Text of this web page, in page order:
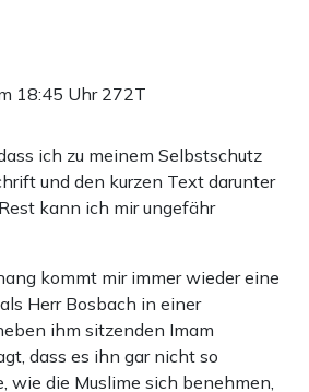
18:45 Uhr 272T
ich zu meinem Selbstschutz
und den kurzen Text darunter
kann ich mir ungefähr
kommt mir immer wieder eine
Herr Bosbach in einer
ihm sitzenden Imam
dass es ihn gar nicht so
wie die Muslime sich benehmen,